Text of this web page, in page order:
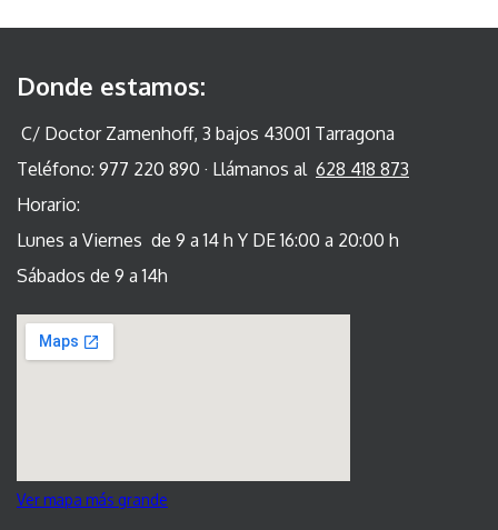
Donde estamos:
C/ Doctor Zamenhoff, 3 bajos 43001 Tarragona
Teléfono: 977 220 890 · Llámanos al 628 418 873
Horario:
Lunes a Viernes de 9 a 14 h Y DE 16:00 a 20:00 h
Sábados de 9 a 14h
Ver mapa más grande